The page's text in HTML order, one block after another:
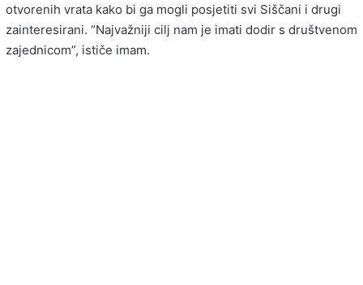
otvorenih vrata kako bi ga mogli posjetiti svi Siščani i drugi
zainteresirani. “Najvažniji cilj nam je imati dodir s društvenom
zajednicom”, ističe imam.